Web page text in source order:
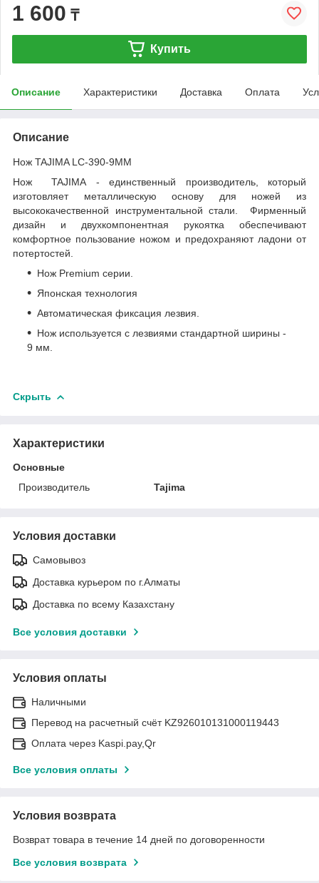
1 600 ₸
Купить
Описание Характеристики Доставка Оплата
Описание
Нож TAJIMA LC-390-9MM
Нож TAJIMA - единственный производитель, который
изготовляет металлическую основу для ножей из
высококачественной инструментальной стали. Фирменный
дизайн и двухкомпонентная рукоятка обеспечивают
комфортное пользование ножом и предохраняют ладони от
потертостей.
Нож Premium серии.
Японская технология
Автоматическая фиксация лезвия.
Нож используется с лезвиями стандартной ширины -
9 мм.
Скрыть
Характеристики
Основные
Производитель
Tajima
Условия доставки
Самовывоз
Доставка курьером по г.Алматы
Доставка по всему Казахстану
Все условия доставки
Условия оплаты
Наличными
Перевод на расчетный счёт KZ926010131000119443
Оплата через Kaspi.pay,Qr
Все условия оплаты
Условия возврата
Возврат товара в течение 14 дней по договоренности
Все условия возврата